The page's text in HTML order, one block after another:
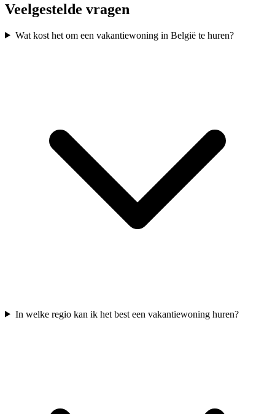
Veelgestelde vragen
Wat kost het om een vakantiewoning in België te huren?
In welke regio kan ik het best een vakantiewoning huren?